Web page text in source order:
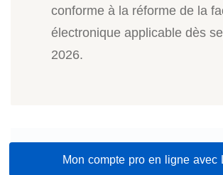
conforme à la réforme de la
électronique applicable dès
2026.
Mon compte pro en ligne avec